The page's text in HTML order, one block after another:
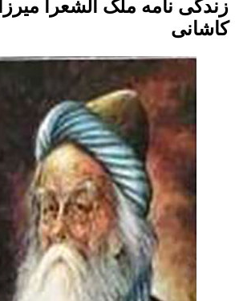
زندگی نامه ملک الشعرا
کاشانی